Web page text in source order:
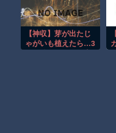
ｗｗｗｗ
【珍事】サッカーの試合
Amazon「マンガ毎週
【神収】芽が出たじ
ゃがいも植えたら…3